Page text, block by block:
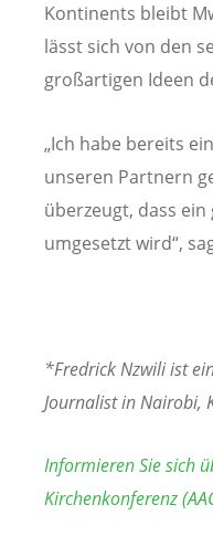
Kontinents bleibt
lässt sich von den
großartigen Ideen
„Ich habe bereits
unseren Partnern
überzeugt, dass
umgesetzt wird“,
*Fredrick Nzwili ist
Journalist in Nairobi,
Informieren Sie sich
Kirchenkonferenz